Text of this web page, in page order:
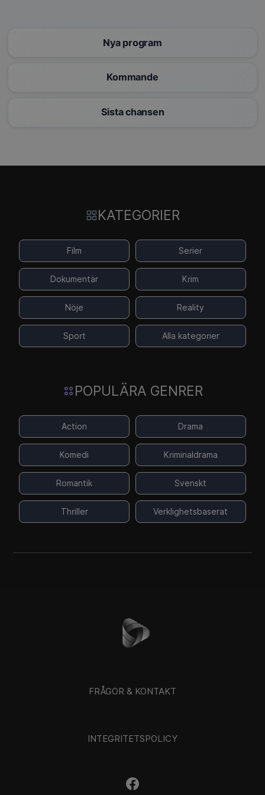
Nya program
Kommande
Sista chansen
KATEGORIER
Film Serier
Dokumentär Krim
Nöje Reality
Sport Alla kategorier
POPULÄRA GENRER
Action Drama
Komedi Kriminaldrama
Romantik Svenskt
Thriller Verklighetsbaserat
FRÅGOR & KONTAKT
INTEGRITETSPOLICY